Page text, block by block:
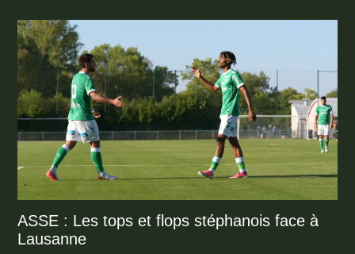
ASSE : Les tops et flops stéphanois face à
Lausanne